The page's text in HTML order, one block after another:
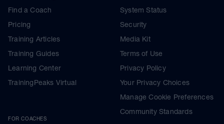
Find a Coach
Pricing
Training Articles
Training Guides
Learning Center
TrainingPeaks Virtual
FOR COACHES
System Status
Security
Media Kit
Terms of Use
Privacy Policy
Your Privacy Choices
Manage Cookie Preferences
Community Standards